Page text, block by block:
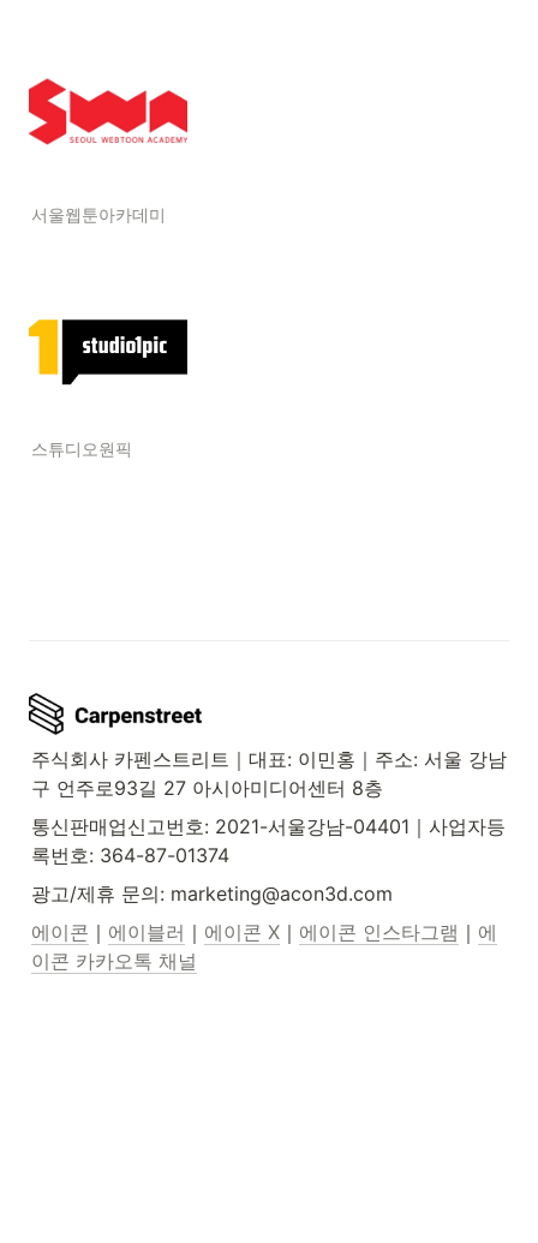
서울웹툰아카데미
스튜디오원픽
주식회사 카펜스트리트｜대표: 이민홍｜주소: 서울 강남
구 언주로93길 27 아시아미디어센터 8층
통신판매업신고번호: 2021-서울강남-04401｜사업자등
록번호: 364-87-01374
광고/제휴 문의: marketing@acon3d.com
에이콘 ｜ 에이블러 ｜ 에이콘 X ｜ 에이콘 인스타그램 ｜ 에
이콘 카카오톡 채널